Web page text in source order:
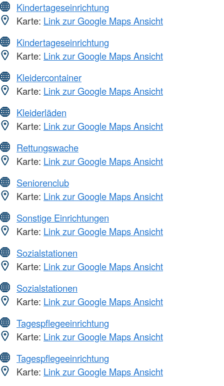
Kindertageseinrichtung
Karte: Link zur Google Maps Ansicht
Kindertageseinrichtung
Karte: Link zur Google Maps Ansicht
Kleidercontainer
Karte: Link zur Google Maps Ansicht
Kleiderläden
Karte: Link zur Google Maps Ansicht
Rettungswache
Karte: Link zur Google Maps Ansicht
Seniorenclub
Karte: Link zur Google Maps Ansicht
Sonstige Einrichtungen
Karte: Link zur Google Maps Ansicht
Sozialstationen
Karte: Link zur Google Maps Ansicht
Sozialstationen
Karte: Link zur Google Maps Ansicht
Tagespflegeeinrichtung
Karte: Link zur Google Maps Ansicht
Tagespflegeeinrichtung
Karte: Link zur Google Maps Ansicht